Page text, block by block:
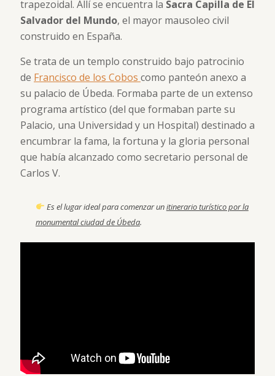
trapezoidal. Allí se encuentra la Sacra Capilla de El
Salvador del Mundo, el mayor mausoleo civil
construido en España.
Se trata de un templo construido bajo patrocinio
de Francisco de los Cobos como panteón anexo a
su palacio de Úbeda. Formaba parte de un extenso
programa artístico (del que formaban parte su
Palacio, una Universidad y un Hospital)​ destinado a
encumbrar la fama, la fortuna y la gloria personal
que había alcanzado como secretario personal de
Carlos V.
Es el lugar ideal para comenzar unitinerario turístico por la
monumental ciudad de Úbeda.